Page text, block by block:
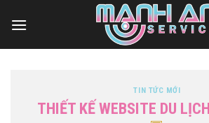
qua
TIN TỨC MỚI
THIẾT KẾ WEBSITE DU